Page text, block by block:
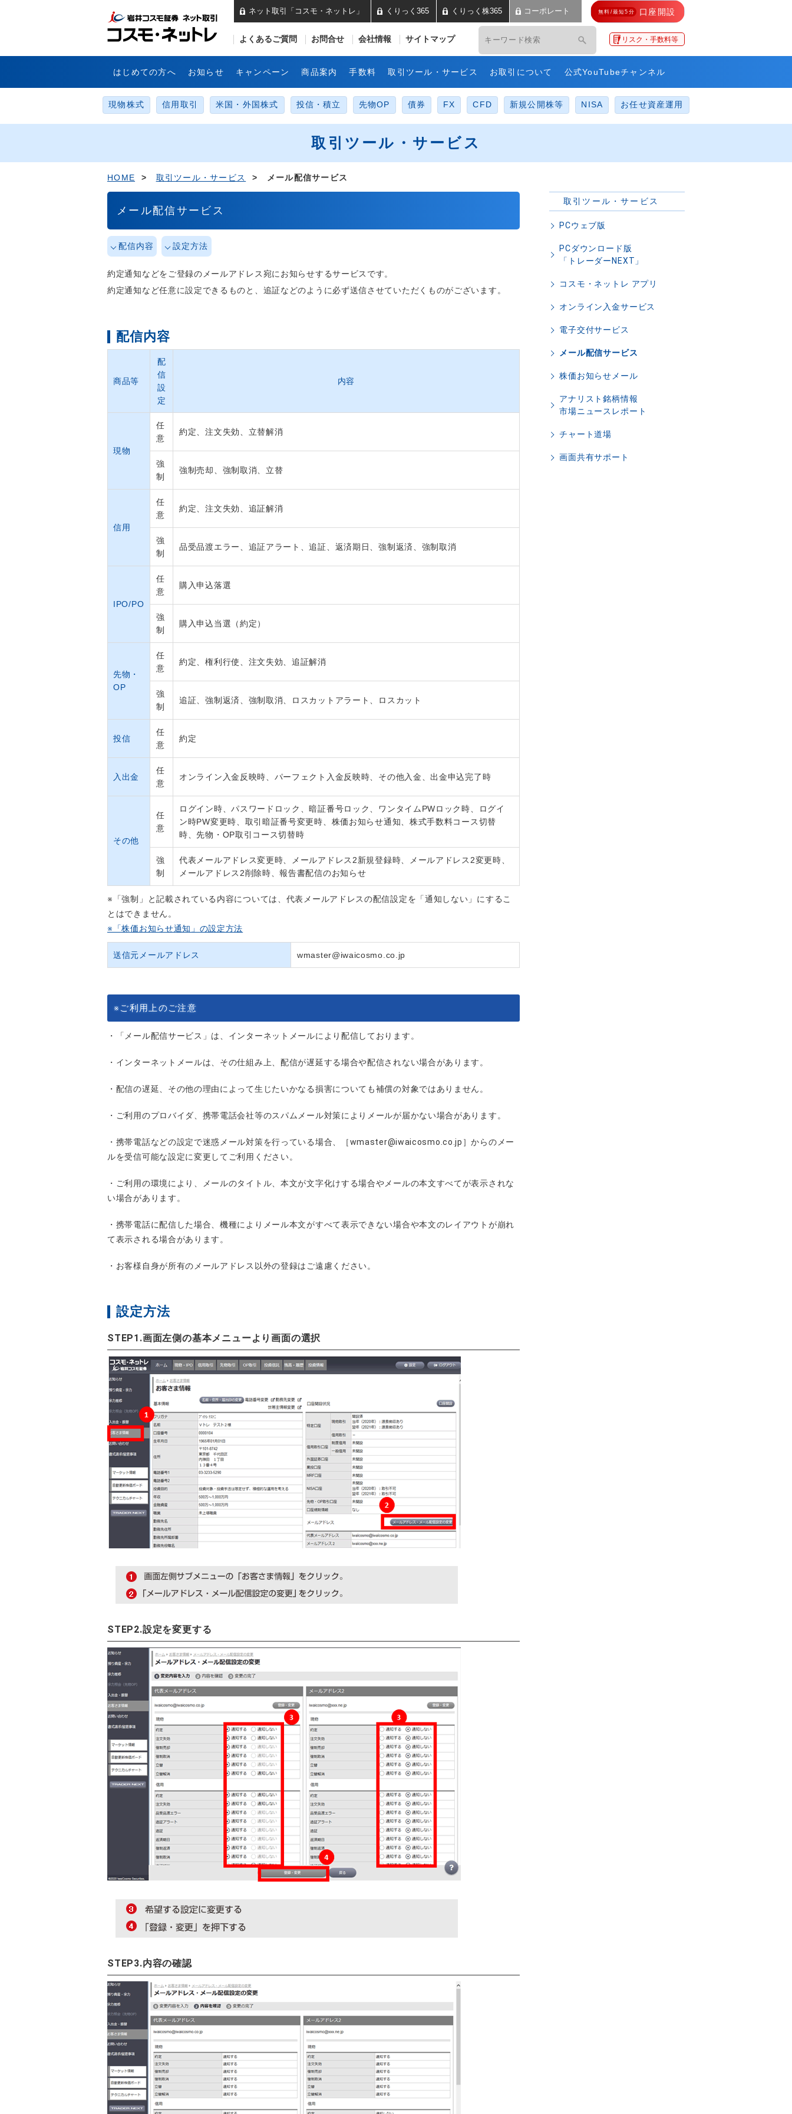
岩井コスモ証券 ネット取引「コスモ・ネットレ」
よくあるご質問 お問合せ 会社情報 サイトマップ
ネット取引「コスモ・ネットレ」 くりっく365 くりっく株365 コーポレート 無料/最短5分 口座開設
リスク・手数料等
はじめての方へ お知らせ キャンペーン 商品案内 手数料 取引ツール・サービス お取引について 公式YouTubeチャンネル
現物株式 信用取引 米国・外国株式 投信・積立 先物OP 債券 FX CFD 新規公開株等 NISA お任せ資産運用
取引ツール・サービス
HOME > 取引ツール・サービス > メール配信サービス
メール配信サービス
配信内容 設定方法
約定通知などをご登録のメールアドレス宛にお知らせするサービスです。
約定通知など任意に設定できるものと、追証などのように必ず送信させていただくものがございます。
配信内容
商品等
配
信
設
定
内容
現物
任
意
約定、注文失効、立替解消
強
制
強制売却、強制取消、立替
信用
任
意
約定、注文失効、追証解消
強
制
品受品渡エラー、追証アラート、追証、返済期日、強制返済、強制取消
IPO/PO
任
意
購入申込落選
強
制
購入申込当選（約定）
先物・
OP
任
意
約定、権利行使、注文失効、追証解消
強
制
追証、強制返済、強制取消、ロスカットアラート、ロスカット
投信
任
意
約定
入出金
任
意
オンライン入金反映時、パーフェクト入金反映時、その他入金、出金申込完了時
その他
任
意
ログイン時、パスワードロック、暗証番号ロック、ワンタイムPWロック時、ログイ
ン時PW変更時、取引暗証番号変更時、株価お知らせ通知、株式手数料コース切替
時、先物・OP取引コース切替時
強
制
代表メールアドレス変更時、メールアドレス2新規登録時、メールアドレス2変更時、
メールアドレス2削除時、報告書配信のお知らせ
※「強制」と記載されている内容については、代表メールアドレスの配信設定を「通知しない」にするこ
とはできません。
※「株価お知らせ通知」の設定方法
送信元メールアドレス wmaster@iwaicosmo.co.jp
※ご利用上のご注意
・「メール配信サービス」は、インターネットメールにより配信しております。
・インターネットメールは、その仕組み上、配信が遅延する場合や配信されない場合があります。
・配信の遅延、その他の理由によって生じたいかなる損害についても補償の対象ではありません。
・ご利用のプロバイダ、携帯電話会社等のスパムメール対策によりメールが届かない場合があります。
・携帯電話などの設定で迷惑メール対策を行っている場合、［wmaster@iwaicosmo.co.jp］からのメー
ルを受信可能な設定に変更してご利用ください。
・ご利用の環境により、メールのタイトル、本文が文字化けする場合やメールの本文すべてが表示されな
い場合があります。
・携帯電話に配信した場合、機種によりメール本文がすべて表示できない場合や本文のレイアウトが崩れ
て表示される場合があります。
・お客様自身が所有のメールアドレス以外の登録はご遠慮ください。
設定方法
STEP1.画面左側の基本メニューより画面の選択
STEP2.設定を変更する
STEP3.内容の確認
取引ツール・サービス
PCウェブ版
PCダウンロード版
「トレーダーNEXT」
コスモ・ネットレ アプリ
オンライン入金サービス
電子交付サービス
メール配信サービス
株価お知らせメール
アナリスト銘柄情報
市場ニュースレポート
チャート道場
画面共有サポート